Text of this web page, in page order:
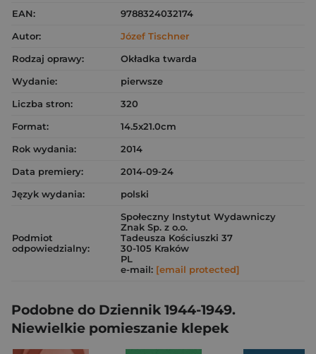
EAN:
9788324032174
Autor:
Józef Tischner
Rodzaj oprawy:
Okładka twarda
Wydanie:
pierwsze
Liczba stron:
320
Format:
14.5x21.0cm
Rok wydania:
2014
Data premiery:
2014-09-24
Język wydania:
polski
Podmiot
odpowiedzialny:
Społeczny Instytut Wydawniczy
Znak Sp. z o.o.
Tadeusza Kościuszki 37
30-105 Kraków
PL
e-mail: [email protected]
Podobne do Dziennik 1944-1949.
Niewielkie pomieszanie klepek